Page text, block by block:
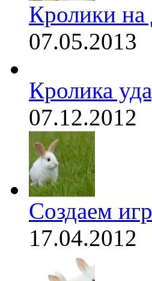
Кролики на
07.05.2013
Кролика
07.12.2012
Создаем
17.04.2012